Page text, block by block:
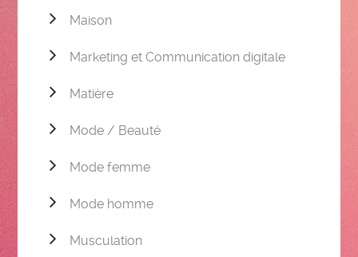
Maison
Marketing et Communication digitale
Matière
Mode / Beauté
Mode femme
Mode homme
Musculation